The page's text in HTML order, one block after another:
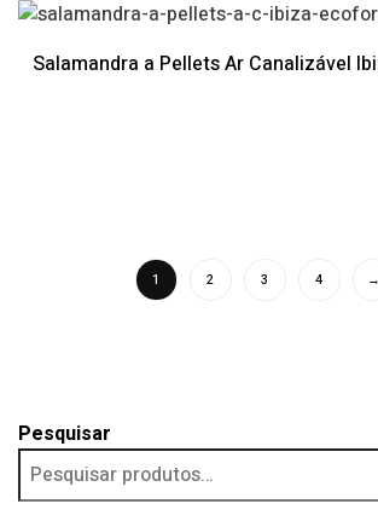
Salamandra a Pellets Ar Canalizável
1 2 3 4 →
Pesquisar